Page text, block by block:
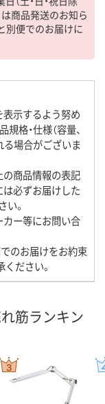
商品発送のお知ら
別便でのお届けに
表示するよう努め
格・仕様（容量、
る場合がございま
の商品情報の表記
は必ずお届けした
。
カー等にお問い合
でのお届けをお約束
ださい。
筋ランキン